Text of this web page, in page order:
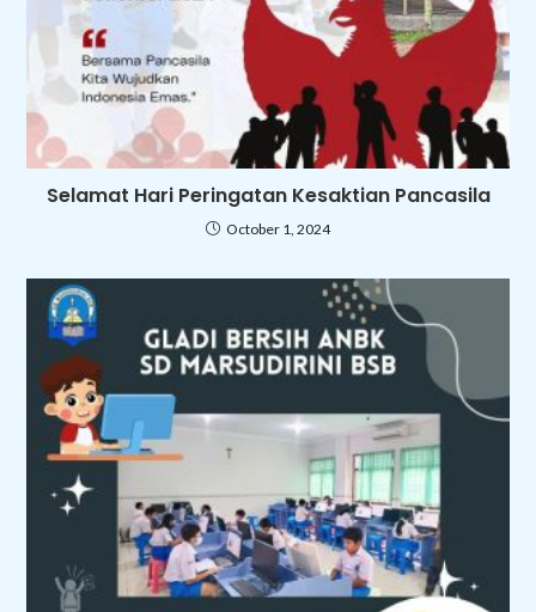
Selamat Hari Peringatan Kesaktian Pancasila
October 1, 2024